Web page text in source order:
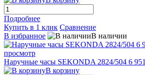
Подробнее
Купить в 1 клик Сравнение
В избранное
В наличии
просмотр
Наручные часы SEKONDA 2824/504 6 951
В корзину